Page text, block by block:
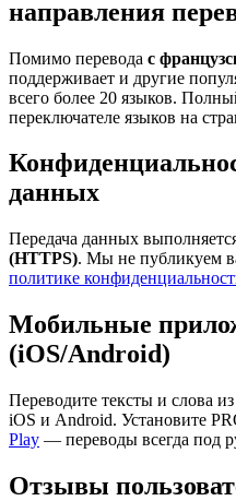
направления
Помимо перевода с
поддерживает и другие
всего более 20 языков.
переключателе языков на
данных
Передача данных
(HTTPS). Мы не публикуем
политике
Мобильные
(iOS/Android)
Переводите тексты и слова из
iOS и Android. Установите
Play — переводы всегда под
Отзывы